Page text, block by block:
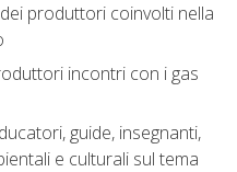
produttori coinvolti nella
incontri con i gas
guide, insegnanti,
e culturali sul tema